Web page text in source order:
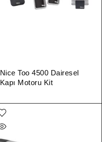
Nice Too 4500 Dairesel
Kapı Motoru Kit